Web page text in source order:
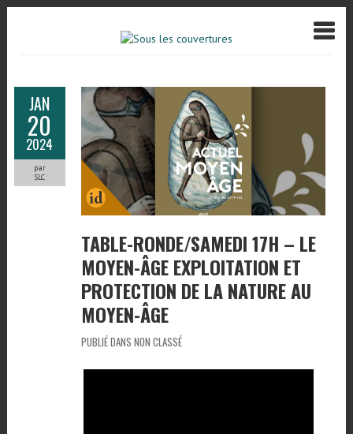
JAN
20
2024
par
SLC
TABLE-RONDE/SAMEDI 17H – LE
MOYEN-ÂGE EXPLOITATION ET
PROTECTION DE LA NATURE AU
MOYEN-ÂGE
PUBLIÉ DANS NON CLASSÉ